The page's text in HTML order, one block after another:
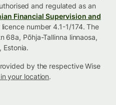
and regulated as an
Financial Supervision and
licence number 4.1-1/174. The
68a, Põhja-Tallinna linnaosa,
Estonia.
by the respective Wise
your location.